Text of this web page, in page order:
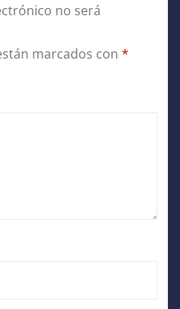
no será
marcados con *